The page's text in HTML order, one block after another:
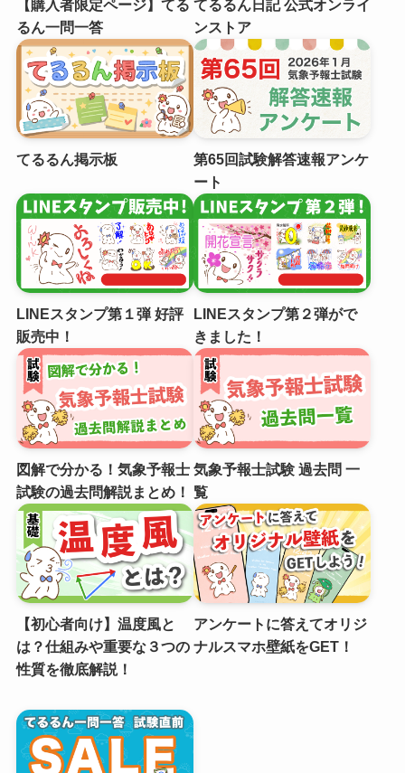
【購入者限定ページ】てる
るん一問一答
てるるん日記 公式オンライ
ンストア
てるるん掲示板
第65回試験解答速報アンケ
ート
LINEスタンプ第１弾 好評
販売中！
LINEスタンプ第２弾がで
きました！
図解で分かる！気象予報士
試験の過去問解説まとめ！
気象予報士試験 過去問 一
覧
【初心者向け】温度風と
は？仕組みや重要な３つの
性質を徹底解説！
アンケートに答えてオリジ
ナルスマホ壁紙をGET！